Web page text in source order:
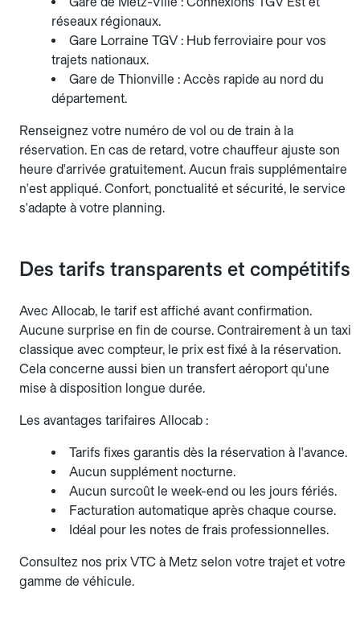
réseaux régionaux.
Gare Lorraine TGV : Hub ferroviaire pour vos
trajets nationaux.
Gare de Thionville : Accès rapide au nord du
département.
Renseignez votre numéro de vol ou de train à la
réservation. En cas de retard, votre chauffeur ajuste son
heure d'arrivée gratuitement. Aucun frais supplémentaire
n'est appliqué. Confort, ponctualité et sécurité, le service
s'adapte à votre planning.
Des tarifs transparents et compétitifs
Avec Allocab, le tarif est affiché avant confirmation.
Aucune surprise en fin de course. Contrairement à un taxi
classique avec compteur, le prix est fixé à la réservation.
Cela concerne aussi bien un transfert aéroport qu'une
mise à disposition longue durée.
Les avantages tarifaires Allocab :
Tarifs fixes garantis dès la réservation à l'avance.
Aucun supplément nocturne.
Aucun surcoût le week-end ou les jours fériés.
Facturation automatique après chaque course.
Idéal pour les notes de frais professionnelles.
Consultez nos prix VTC à Metz selon votre trajet et votre
gamme de véhicule.